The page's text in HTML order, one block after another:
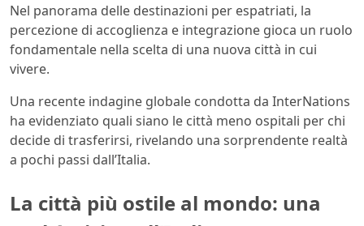
Nel panorama delle destinazioni per espatriati, la
percezione di accoglienza e integrazione gioca un ruolo
fondamentale nella scelta di una nuova città in cui
vivere.
Una recente indagine globale condotta da InterNations
ha evidenziato quali siano le città meno ospitali per chi
decide di trasferirsi, rivelando una sorprendente realtà
a pochi passi dall’Italia.
La città più ostile al mondo: una